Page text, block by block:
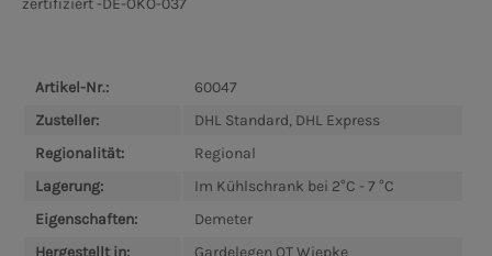
zertifiziert -DE-ÖKO-037
Artikel-Nr.:
60047
Zusteller:
DHL Standard, DHL Express
Regionalität:
Regional
Lagerung:
Im Kühlschrank bei 2°C - 7 °C
Eigenschaften:
Demeter